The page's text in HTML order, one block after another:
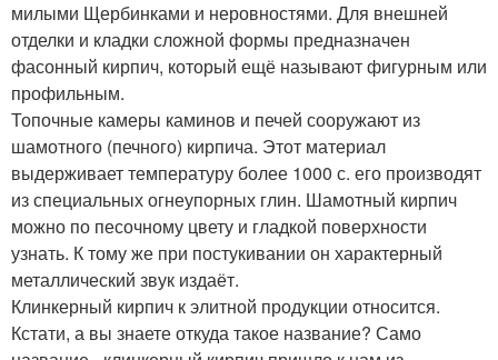
милыми Щербинками и неровностями. Для внешней
отделки и кладки сложной формы предназначен
фасонный кирпич, который ещё называют фигурным или
профильным.
Топочные камеры каминов и печей сооружают из
шамотного (печного) кирпича. Этот материал
выдерживает температуру более 1000 с. его производят
из специальных огнеупорных глин. Шамотный кирпич
можно по песочному цвету и гладкой поверхности
узнать. К тому же при постукивании он характерный
металлический звук издаёт.
Клинкерный кирпич к элитной продукции относится.
Кстати, а вы знаете откуда такое название? Само